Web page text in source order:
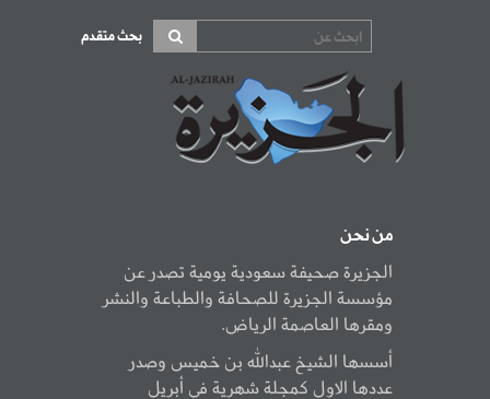
بحث متقدم
من نحن
الجزيرة صحيفة سعودية يومية تصدر عن
مؤسسة الجزيرة للصحافة والطباعة والنشر
ومقرها العاصمة الرياض.
أسسها الشيخ عبدالله بن خميس وصدر
عددها الاول كمجلة شهرية في أبريل